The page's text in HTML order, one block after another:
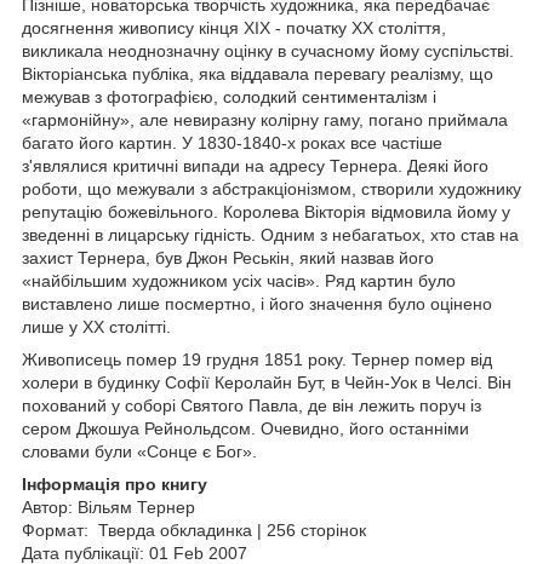
Пізніше, новаторська творчість художника, яка передбачає
досягнення живопису кінця XIX - початку XX століття,
викликала неоднозначну оцінку в сучасному йому суспільстві.
Вікторіанська публіка, яка віддавала перевагу реалізму, що
межував з фотографією, солодкий сентименталізм і
«гармонійну», але невиразну колірну гаму, погано приймала
багато його картин. У 1830-1840-х роках все частіше
з'являлися критичні випади на адресу Тернера. Деякі його
роботи, що межували з абстракціонізмом, створили художнику
репутацію божевільного. Королева Вікторія відмовила йому у
зведенні в лицарську гідність. Одним з небагатьох, хто став на
захист Тернера, був Джон Реськін, який назвав його
«найбільшим художником усіх часів». Ряд картин було
виставлено лише посмертно, і його значення було оцінено
лише у XX столітті.
Живописець помер 19 грудня 1851 року. Тернер помер від
холери в будинку Софії Керолайн Бут, в Чейн-Уок в Челсі. Він
похований у соборі Святого Павла, де він лежить поруч із
сером Джошуа Рейнольдсом. Очевидно, його останніми
словами були «Сонце є Бог».
Інформація про книгу
Автор: Вільям Тернер
Формат: Тверда обкладинка | 256 сторінок
Дата публікації: 01 Feb 2007